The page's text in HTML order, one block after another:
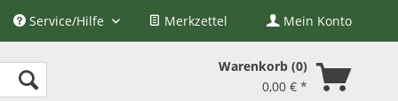
Merkzettel Mein Konto
Service/Hilfe
Warenkorb 0
0,00 € *